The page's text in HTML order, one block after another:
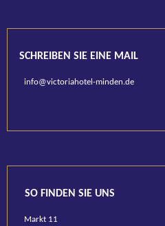
SCHREIBEN SIE EINE MAIL
info@victoriahotel-minden.de
SO FINDEN SIE UNS
Markt 11